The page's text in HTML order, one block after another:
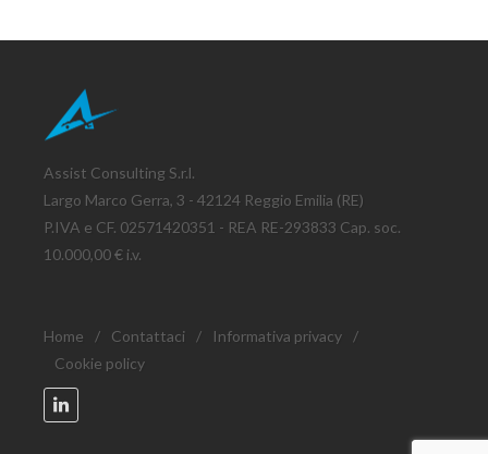
Assist Consulting S.r.l.
Largo Marco Gerra, 3 - 42124 Reggio Emilia (RE)
P.IVA e CF. 02571420351 - REA RE-293833 Cap. soc.
10.000,00 € i.v.
Home / Contattaci / Informativa privacy
/
Cookie policy